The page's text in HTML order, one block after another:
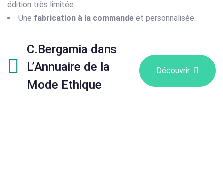
édition très limitée.
Une fabrication à la commande et personnalisée.
C.Bergamia dans
L’Annuaire de la
Mode Ethique
Découvrir